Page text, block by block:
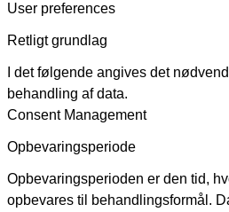
User preferences
Retligt grundlag
I det følgende angives det
behandling af data.
Consent Management
Opbevaringsperiode
Opbevaringsperioden er den tid,
opbevares til behandlingsformål.